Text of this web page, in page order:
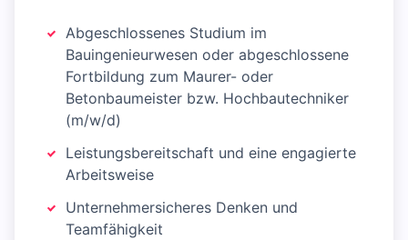
Abgeschlossenes Studium im
Bauingenieurwesen oder abgeschlossene
Fortbildung zum Maurer- oder
Betonbaumeister bzw. Hochbautechniker
(m/w/d)
Leistungsbereitschaft und eine engagierte
Arbeitsweise
Unternehmersicheres Denken und
Teamfähigkeit